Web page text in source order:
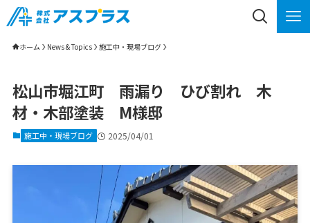
ホーム News & Topics 施工中・現場ブログ
松山市堀江町 雨漏り ひび割れ 木
材・木部塗装 M様邸
施工中・現場ブログ 2025/04/01